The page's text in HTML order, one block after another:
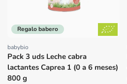
Regalo babero
Proveedor:
babybio
Pack 3 uds Leche cabra
lactantes Caprea 1 (0 a 6 meses)
800 g